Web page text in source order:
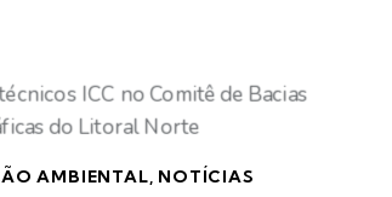
AMBIENTAL, NOTÍCIAS